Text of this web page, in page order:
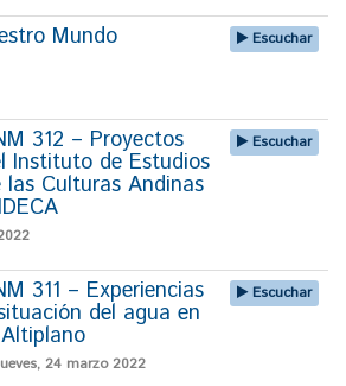
Mundo Escuchar
312 – Proyectos
Instituto de Estudios
las Culturas Andinas
Escuchar
311 – Experiencias
del agua en
24 marzo 2022
Escuchar